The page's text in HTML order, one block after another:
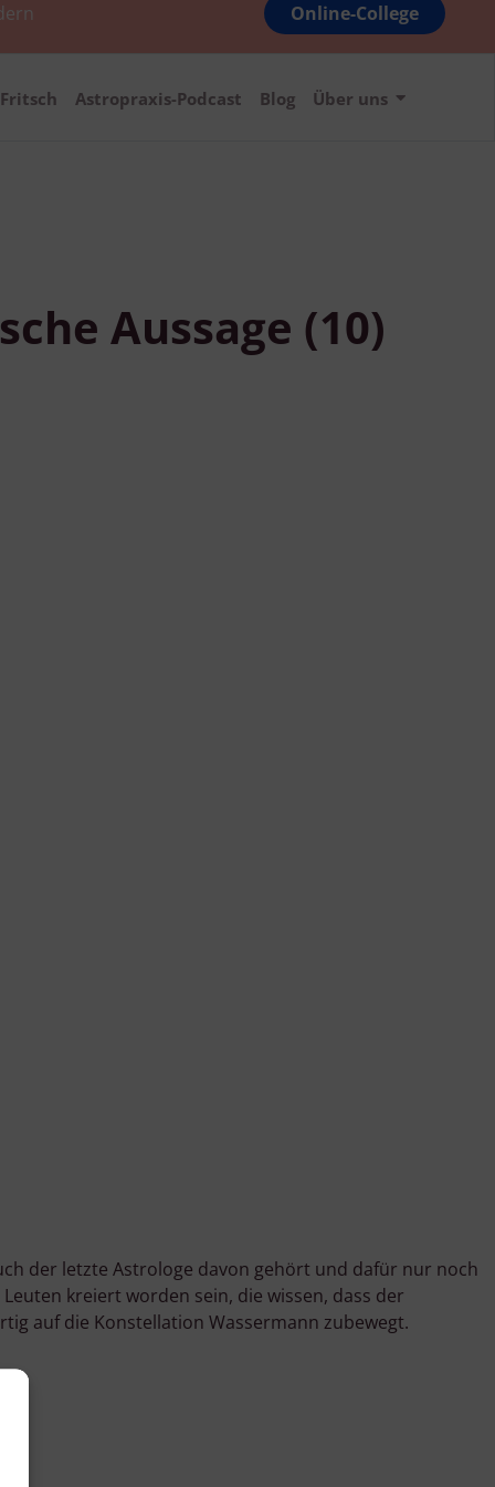
Online-College
Astropraxis-Podcast Blog Über uns
Aussage (10)
der letzte Astrologe davon gehört und dafür nur noch
kreiert worden sein, die wissen, dass der
auf die Konstellation Wassermann zubewegt.